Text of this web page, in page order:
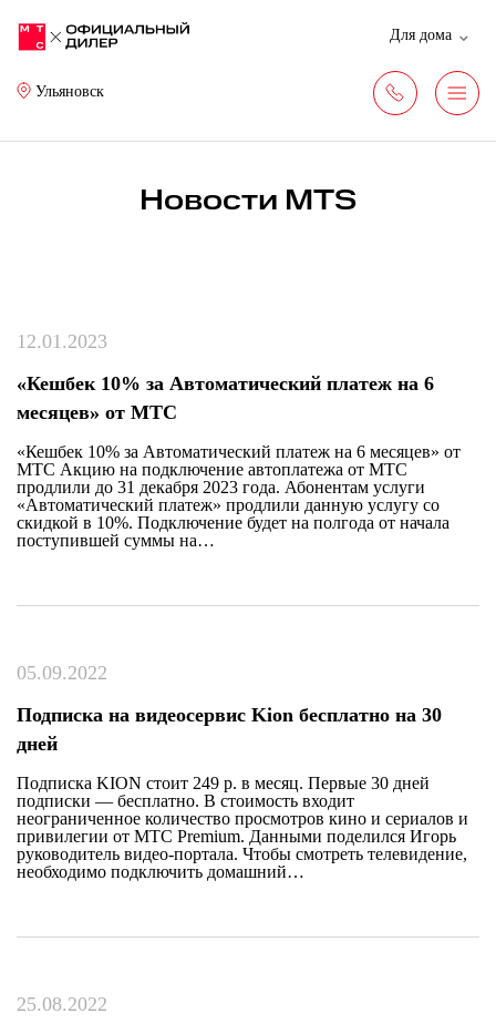
Для дома
Ульяновск
Новости MTS
12.01.2023
«Кешбек 10% за Автоматический платеж на 6
месяцев» от МТС
«Кешбек 10% за Автоматический платеж на 6 месяцев» от
МТС Акцию на подключение автоплатежа от МТС
продлили до 31 декабря 2023 года. Абонентам услуги
«Автоматический платеж» продлили данную услугу со
скидкой в 10%. Подключение будет на полгода от начала
поступившей суммы на…
05.09.2022
Подписка на видеосервис Kion бесплатно на 30
дней
Подписка KION стоит 249 р. в месяц. Первые 30 дней
подписки — бесплатно. В стоимость входит
неограниченное количество просмотров кино и сериалов и
привилегии от МТС Premium. Данными поделился Игорь
руководитель видео-портала. Чтобы смотреть телевидение,
необходимо подключить домашний…
25.08.2022